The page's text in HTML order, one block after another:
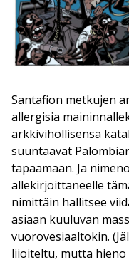
Santafion metkujen
allergisia
arkkivihollisensa
suuntaavat
tapaamaan. Ja
allekirjoittaneelle
nimittäin hallitsee
asiaan kuuluvan
vuorovesiaaltokin.
liioiteltu, mutta hieno